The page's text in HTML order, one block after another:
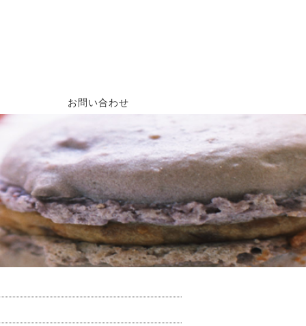
お問い合わせ